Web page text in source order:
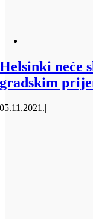
Helsinki neće
gradskim
05.11.2021.|